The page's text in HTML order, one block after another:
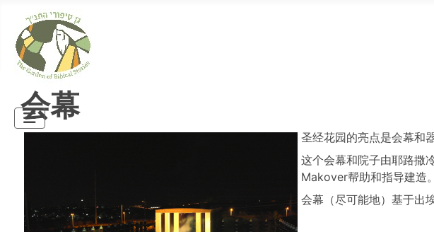
会幕
圣经花园的亮点是会幕和器
这个会幕和院子由耶路撒
Makover帮助和指导建造。
会幕（尽可能地）基于出